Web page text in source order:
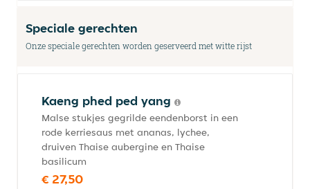
Speciale gerechten
Onze speciale gerechten worden geserveerd met witte rijst
Kaeng phed ped yang
Malse stukjes gegrilde eendenborst in een
rode kerriesaus met ananas, lychee,
druiven Thaise aubergine en Thaise
basilicum
€ 27,50